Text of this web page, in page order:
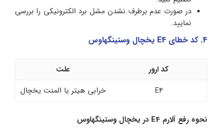
در صورت عدم برطرف نشدن مشل برد الکترونیکی را بررسی
نمایید.
4. کد خطای E4 یخچال وستینگهاوس
کد ارور
علت
E4
خرابی هیتر یا المنت یخچال
نحوه رفع آلارم E4 در یخچال وستینگهاوس